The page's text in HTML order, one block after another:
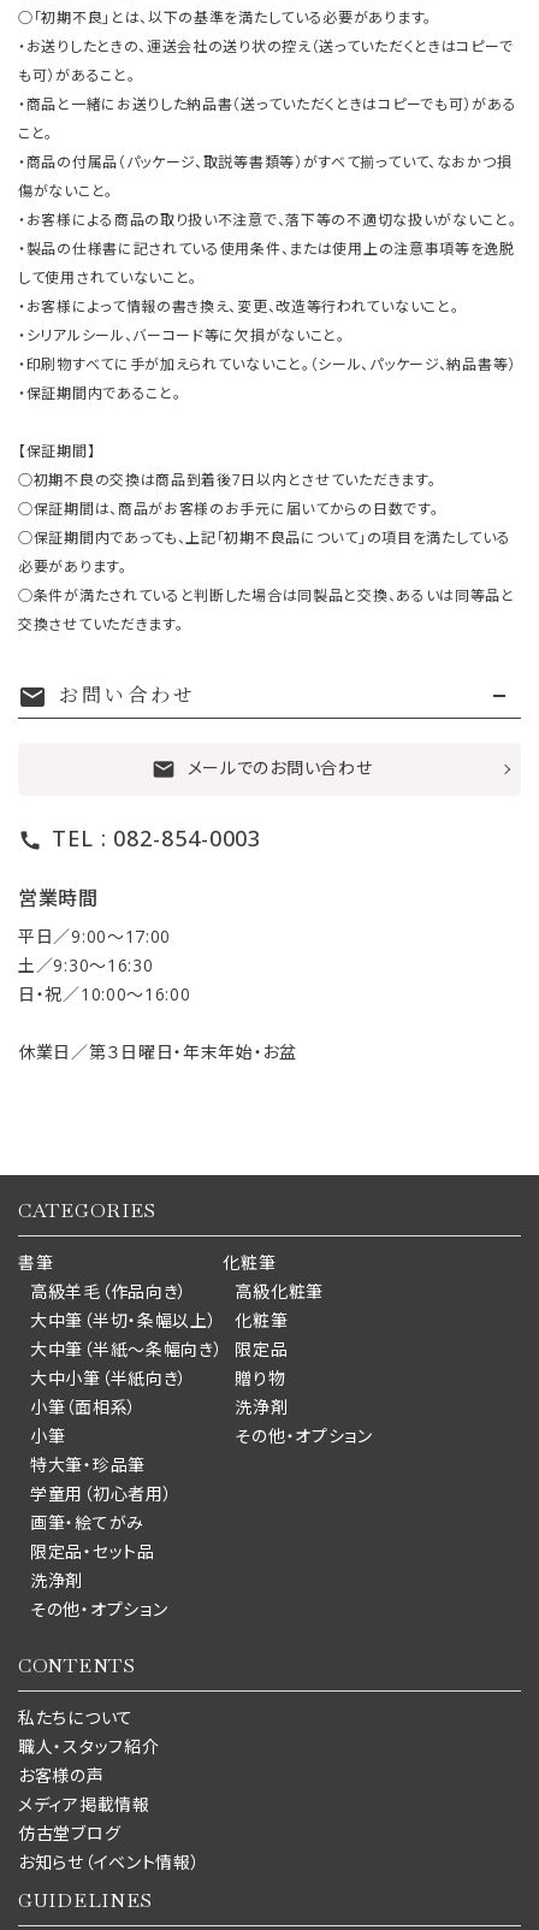
○「初期不良」とは、以下の基準を満たしている必要があります。
・お送りしたときの、運送会社の送り状の控え（送っていただくときはコピーで
も可）があること。
・商品と一緒にお送りした納品書（送っていただくときはコピーでも可）がある
こと。
・商品の付属品（パッケージ、取説等書類等）がすべて揃っていて、なおかつ損
傷がないこと。
・お客様による商品の取り扱い不注意で、落下等の不適切な扱いがないこと。
・製品の仕様書に記されている使用条件、または使用上の注意事項等を逸脱
して使用されていないこと。
・お客様によって情報の書き換え、変更、改造等行われていないこと。
・シリアルシール、バーコード等に欠損がないこと。
・印刷物すべてに手が加えられていないこと。（シール、パッケージ、納品書等）
・保証期間内であること。
【保証期間】
○初期不良の交換は商品到着後7日以内とさせていただきます。
○保証期間は、商品がお客様のお手元に届いてからの日数です。
○保証期間内であっても、上記「初期不良品について」の項目を満たしている
必要があります。
○条件が満たされていると判断した場合は同製品と交換、あるいは同等品と
交換させていただきます。
mail お問い合わせ
mail メールでのお問い合わせ
call TEL : 082-854-0003
営業時間
平日／9:00〜17:00
土／9:30〜16:30
日・祝／10:00〜16:00
休業日／第３日曜日・年末年始・お盆
CATEGORIES
書筆
高級羊毛（作品向き）
大中筆（半切・条幅以上）
大中筆（半紙～条幅向き）
大中小筆（半紙向き）
小筆（面相系）
小筆
特大筆・珍品筆
学童用（初心者用）
画筆・絵てがみ
限定品・セット品
洗浄剤
その他・オプション
化粧筆
高級化粧筆
化粧筆
限定品
贈り物
洗浄剤
その他・オプション
CONTENTS
私たちについて
職人・スタッフ紹介
お客様の声
メディア掲載情報
仿古堂ブログ
お知らせ（イベント情報）
GUIDELINES